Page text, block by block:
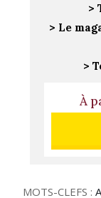
>
> Le
>
À
MOTS-CLEFS :